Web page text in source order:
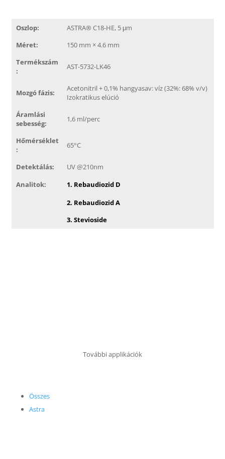
Oszlop:
ASTRA® C18-HE, 5 μm
Méret:
150 mm × 4.6 mm
Termékszám
:
AST-5732-LK46
Mozgó fázis:
Acetonitril + 0,1% hangyasav: víz (32%: 68% v/v)
Izokratikus elúció
Áramlási
sebesség:
1,6 ml/perc
Hőmérséklet
:
65°C
Detektálás:
UV @210nm
Analitok:
1. Rebaudiozid D
2. Rebaudiozid A
3. Stevioside
További applikációk
Összes
Astra